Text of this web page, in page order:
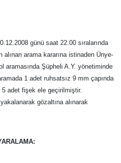
günü saat 22.00 sıralarında
arama kararına istinaden Ünye-
aramasında Şüpheli A.Y. yönetiminde
1 adet ruhsatsız 9 mm çapında
5 adet fişek ele geçirilmiştir.
gözaltına alınarak